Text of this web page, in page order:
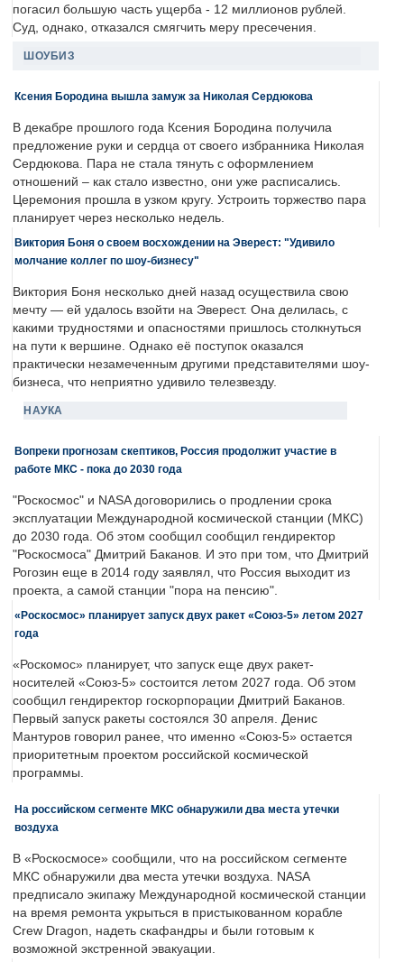
погасил большую часть ущерба - 12 миллионов рублей.
Суд, однако, отказался смягчить меру пресечения.
ШОУБИЗ
Ксения Бородина вышла замуж за Николая Сердюкова
В декабре прошлого года Ксения Бородина получила
предложение руки и сердца от своего избранника Николая
Сердюкова. Пара не стала тянуть с оформлением
отношений – как стало известно, они уже расписались.
Церемония прошла в узком кругу. Устроить торжество пара
планирует через несколько недель.
Виктория Боня о своем восхождении на Эверест: "Удивило
молчание коллег по шоу-бизнесу"
Виктория Боня несколько дней назад осуществила свою
мечту — ей удалось взойти на Эверест. Она делилась, с
какими трудностями и опасностями пришлось столкнуться
на пути к вершине. Однако её поступок оказался
практически незамеченным другими представителями шоу-
бизнеса, что неприятно удивило телезвезду.
НАУКА
Вопреки прогнозам скептиков, Россия продолжит участие в
работе МКС - пока до 2030 года
"Роскосмос" и NASA договорились о продлении срока
эксплуатации Международной космической станции (МКС)
до 2030 года. Об этом сообщил сообщил гендиректор
"Роскосмоса" Дмитрий Баканов. И это при том, что Дмитрий
Рогозин еще в 2014 году заявлял, что Россия выходит из
проекта, а самой станции "пора на пенсию".
«Роскосмос» планирует запуск двух ракет «Союз-5» летом 2027
года
«Роскомос» планирует, что запуск еще двух ракет-
носителей «Союз-5» состоится летом 2027 года. Об этом
сообщил гендиректор госкорпорации Дмитрий Баканов.
Первый запуск ракеты состоялся 30 апреля. Денис
Мантуров говорил ранее, что именно «Союз-5» остается
приоритетным проектом российской космической
программы.
На российском сегменте МКС обнаружили два места утечки
воздуха
В «Роскосмосе» сообщили, что на российском сегменте
МКС обнаружили два места утечки воздуха. NASA
предписало экипажу Международной космической станции
на время ремонта укрыться в пристыкованном корабле
Crew Dragon, надеть скафандры и были готовым к
возможной экстренной эвакуации.